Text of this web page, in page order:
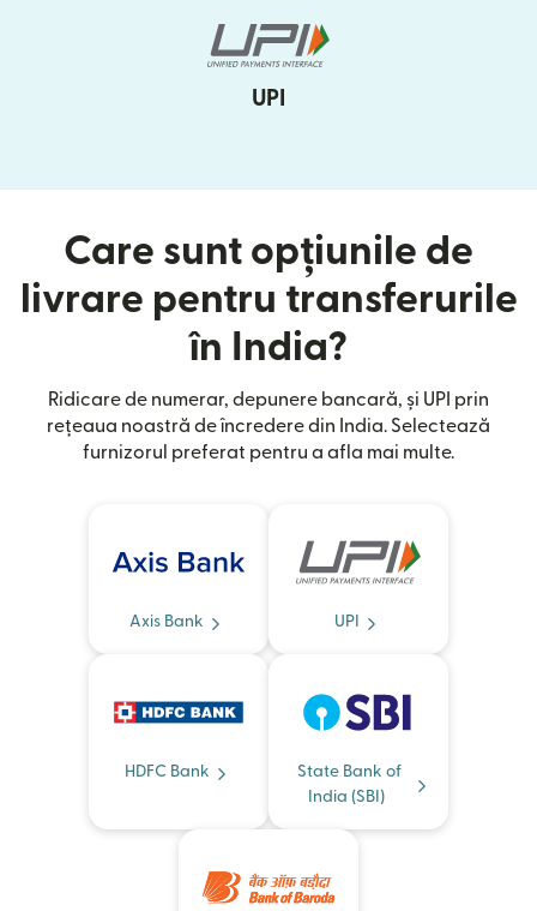
UPI
Care sunt opțiunile de
livrare pentru transferurile
în India?
Ridicare de numerar, depunere bancară, și UPI prin
rețeaua noastră de încredere din India. Selectează
furnizorul preferat pentru a afla mai multe.
Axis Bank UPI
HDFC Bank
State Bank of
India (SBI)